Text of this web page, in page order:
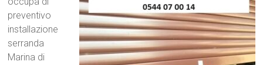
preventivo
installazione
serranda
Marina di